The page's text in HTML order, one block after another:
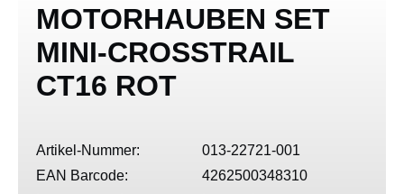
MOTORHAUBEN SET
MINI-CROSSTRAIL
CT16 ROT
Artikel-Nummer:
013-22721-001
EAN Barcode:
4262500348310